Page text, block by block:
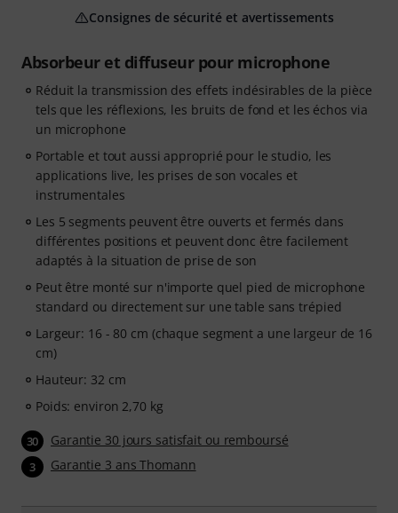
Absorbeur et diffuseur pour microphone
Réduit la transmission des effets indésirables de la pièce
tels que les réflexions, les bruits de fond et les échos via
un microphone
Portable et tout aussi approprié pour le studio, les
applications live, les prises de son vocales et
instrumentales
Les 5 segments peuvent être ouverts et fermés dans
différentes positions et peuvent donc être facilement
adaptés à la situation de prise de son
Peut être monté sur n'importe quel pied de microphone
standard ou directement sur une table sans trépied
Largeur: 16 - 80 cm (chaque segment a une largeur de 16
cm)
Hauteur: 32 cm
Poids: environ 2,70 kg
30 Garantie 30 jours satisfait ou remboursé
3 Garantie 3 ans Thomann
Consignes de sécurité et avertissements